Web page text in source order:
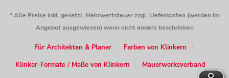
* Alle Preise inkl. gesetzl. Mehrwertsteuer zzgl. Lieferkosten (werden im
Angebot ausgewiesen) wenn nicht anders beschrieben
Für Architekten & Planer
Farben von Klinkern
Klinker-Formate / Maße von Klinkern
Mauerwerksverband